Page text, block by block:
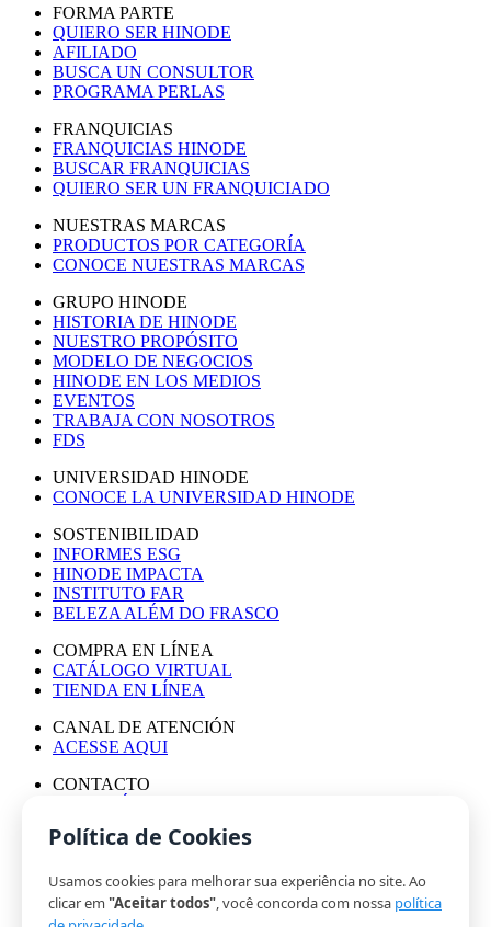
FORMA PARTE
QUIERO SER HINODE
AFILIADO
BUSCA UN CONSULTOR
PROGRAMA PERLAS
FRANQUICIAS
FRANQUICIAS HINODE
BUSCAR FRANQUICIAS
QUIERO SER UN FRANQUICIADO
NUESTRAS MARCAS
PRODUCTOS POR CATEGORÍA
CONOCE NUESTRAS MARCAS
GRUPO HINODE
HISTORIA DE HINODE
NUESTRO PROPÓSITO
MODELO DE NEGOCIOS
HINODE EN LOS MEDIOS
EVENTOS
TRABAJA CON NOSOTROS
FDS
UNIVERSIDAD HINODE
CONOCE LA UNIVERSIDAD HINODE
SOSTENIBILIDAD
INFORMES ESG
HINODE IMPACTA
INSTITUTO FAR
BELEZA ALÉM DO FRASCO
COMPRA EN LÍNEA
CATÁLOGO VIRTUAL
TIENDA EN LÍNEA
CANAL DE ATENCIÓN
ACESSE AQUI
CONTACTO
© HINODE GROUP 2024
|
Política de Cookies
Usamos cookies para melhorar sua experiência no site. Ao
clicar em "Aceitar todos", você concorda com nossa política